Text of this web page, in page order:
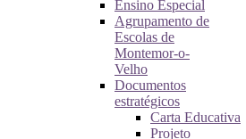
Ensino Especial
Agrupamento de
Escolas de
Montemor-o-
Velho
Documentos
estratégicos
Carta Educativa
Projeto